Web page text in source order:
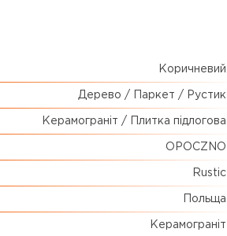
Коричневий
Дерево / Паркет / Рустик
Керамограніт / Плитка підлогова
OPOCZNO
Rustic
Польща
Керамограніт